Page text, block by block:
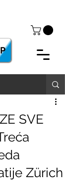
SVE
Zürich